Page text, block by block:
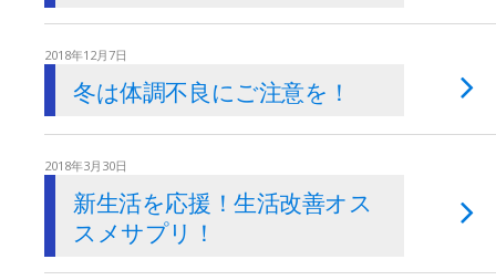
2018年12月7日
冬は体調不良にご注意を！
2018年3月30日
新生活を応援！生活改善オス
スメサプリ！